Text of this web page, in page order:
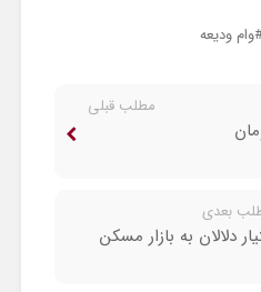
وام ودیعه
مطلب قبلی
بعدی
دلالان به بازار مسکن